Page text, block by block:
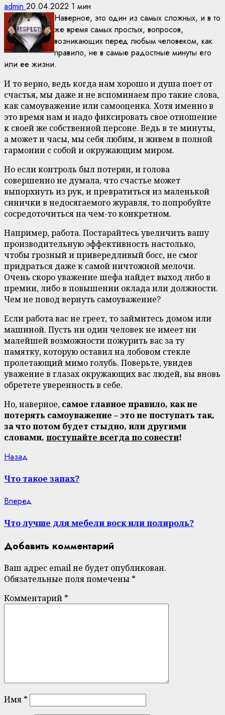
admin 20.04.2022 1 мин
Наверное, это один из самых сложных, и в то
же время самых простых, вопросов,
возникающих перед любым человеком, как
правило, не в самые радостные минуты его
или ее жизни.
И то верно, ведь когда нам хорошо и душа поет от
счастья, мы даже и не вспоминаем про такие слова,
как самоуважение или самооценка. Хотя именно в
это время нам и надо фиксировать свое отношение
к своей же собственной персоне. Ведь в те минуты,
а может и часы, мы себя любим, и живем в полной
гармонии с собой и окружающим миром.
Но если контроль был потерян, и голова
совершенно не думала, что счастье может
выпорхнуть из рук, и превратиться из маленькой
синички в недосягаемого журавля, то попробуйте
сосредоточиться на чем-то конкретном.
Например, работа. Постарайтесь увеличить вашу
производительную эффективность настолько,
чтобы грозный и привередливый босс, не смог
придраться даже к самой ничтожной мелочи.
Очень скоро уважение шефа найдет выход либо в
премии, либо в повышении оклада или должности.
Чем не повод вернуть самоуважение?
Если работа вас не греет, то займитесь домом или
машиной. Пусть ни один человек не имеет ни
малейшей возможности пожурить вас за ту
памятку, которую оставил на лобовом стекле
пролетающий мимо голубь. Поверьте, увидев
уважение в глазах окружающих вас людей, вы вновь
обретете уверенность в себе.
Но, наверное, самое главное правило, как не
потерять самоуважение – это не поступать так,
за что потом будет стыдно, или другими
словами, поступайте всегда по совести!
Continue
Reading
Назад
Что такое запах?
Вперед
Что лучше для мебели воск или полироль?
Добавить комментарий
Ваш адрес email не будет опубликован.
Обязательные поля помечены *
Комментарий *
Имя *